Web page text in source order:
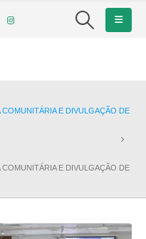
COMUNITÁRIA E DIVULGAÇÃO DE
COMUNITÁRIA E DIVULGAÇÃO DE